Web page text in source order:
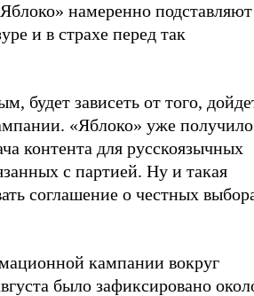
намеренно подставляют
и в страхе перед так
будет зависеть от того,
«Яблоко» уже получило
контента для русскоязычных
с партией. Ну и такая
соглашение о честных
кампании вокруг
было зафиксировано